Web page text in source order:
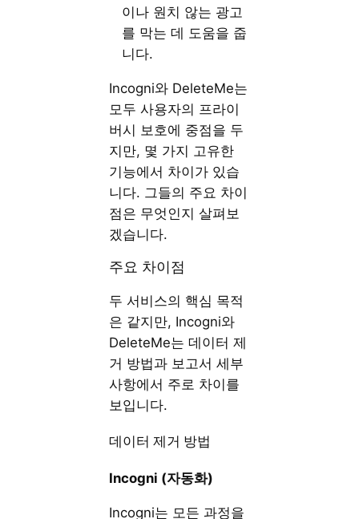
이나 원치 않는 광고
를 막는 데 도움을 줍
니다.
Incogni와 DeleteMe는
모두 사용자의 프라이
버시 보호에 중점을 두
지만, 몇 가지 고유한
기능에서 차이가 있습
니다. 그들의 주요 차이
점은 무엇인지 살펴보
겠습니다.
주요 차이점
두 서비스의 핵심 목적
은 같지만, Incogni와
DeleteMe는 데이터 제
거 방법과 보고서 세부
사항에서 주로 차이를
보입니다.
데이터 제거 방법
Incogni (자동화)
Incogni는 모든 과정을